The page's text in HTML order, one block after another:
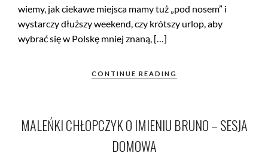
wiemy, jak ciekawe miejsca mamy tuż „pod nosem” i
wystarczy dłuższy weekend, czy krótszy urlop, aby
wybrać się w Polskę mniej znaną, […]
CONTINUE READING
MALEŃKI CHŁOPCZYK O IMIENIU BRUNO – SESJA
DOMOWA